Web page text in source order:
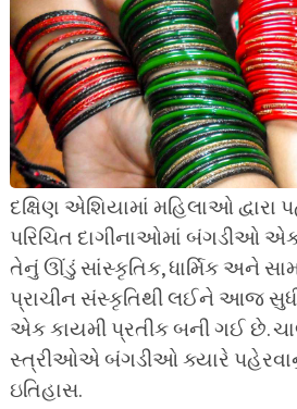
દક્ષિણ એશિયામાં મહિલાઓ દ્વારા
પરિચિત દાગીનાઓમાં બંગડીઓ
તેનું ઊંડું સાંસ્કૃતિક, ધાર્મિક અને
પ્રાચીન સંસ્કૃતિથી લઈને આજ
એક કાયમી પ્રતીક બની ગઈ છે.
સ્ત્રીઓએ બંગડીઓ ક્યારે
ઇતિહાસ.